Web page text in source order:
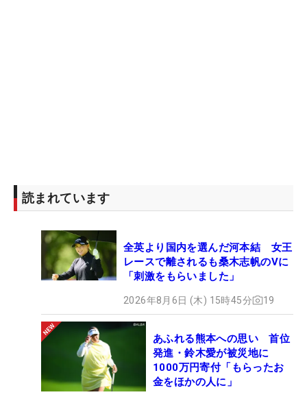
読まれています
全英より国内を選んだ河本結 女王
レースで離されるも桑木志帆のVに
「刺激をもらいました」
2026年8月6日 (木) 15時45分 19
あふれる熊本への思い 首位
発進・鈴木愛が被災地に
1000万円寄付「もらったお
金をほかの人に」